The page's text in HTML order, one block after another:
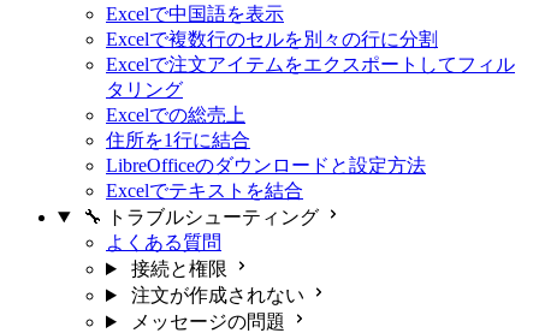
Excelで中国語を表示
Excelで複数行のセルを別々の行に分割
Excelで注文アイテムをエクスポートしてフィル
タリング
Excelでの総売上
住所を1行に結合
LibreOfficeのダウンロードと設定方法
Excelでテキストを結合
🔧 トラブルシューティング
よくある質問
接続と権限
注文が作成されない
メッセージの問題